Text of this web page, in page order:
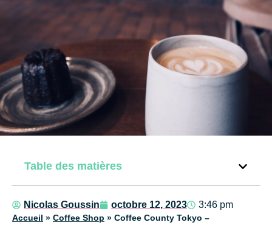
Nicolas Goussin octobre 12, 2023 3:46 pm
Accueil » Coffee Shop » Coffee County Tokyo –
Table des matières